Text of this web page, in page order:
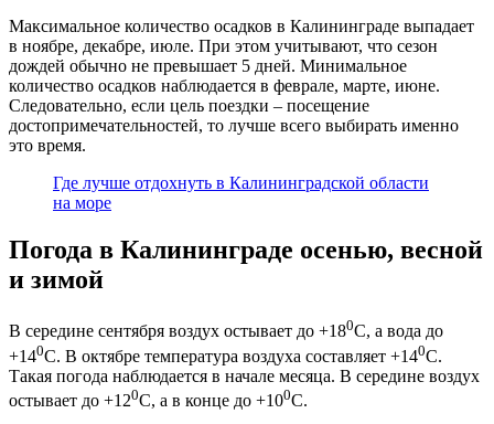
Максимальное количество осадков в Калининграде выпадает
в ноябре, декабре, июле. При этом учитывают, что сезон
дождей обычно не превышает 5 дней. Минимальное
количество осадков наблюдается в феврале, марте, июне.
Следовательно, если цель поездки – посещение
достопримечательностей, то лучше всего выбирать именно
это время.
Где лучше отдохнуть в Калининградской области
на море
Погода в Калининграде осенью, весной
и зимой
В середине сентября воздух остывает до +180С, а вода до
+140С. В октябре температура воздуха составляет +140С.
Такая погода наблюдается в начале месяца. В середине воздух
остывает до +120С, а в конце до +100С.